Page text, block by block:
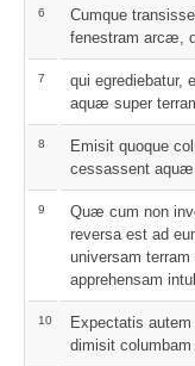
6
Cumque
fenestram arcæ,
7
qui egrediebatur,
aquæ super
8
Emisit quoque
cessassent
9
Quæ cum non
reversa est ad
universam
apprehensam
10
Expectatis
dimisit columbam